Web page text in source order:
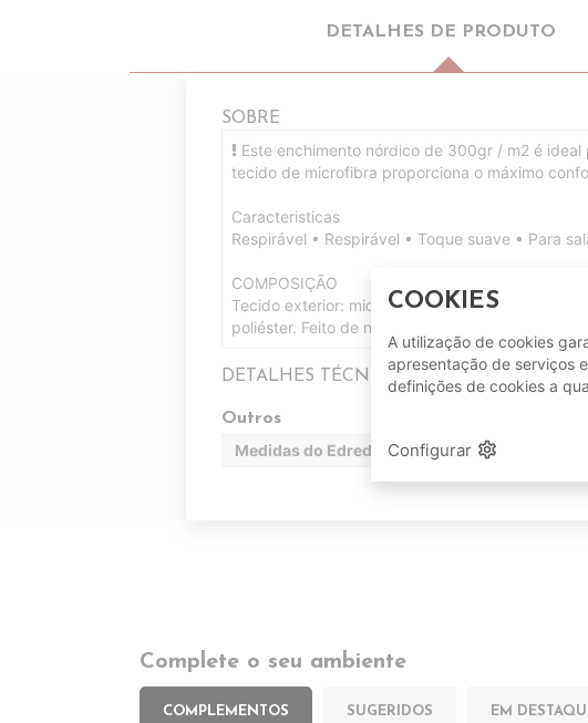
DETALHES DE PRODUTO
SOBRE
Este enchimento nórdico de 300gr / m2 é
tecido de microfibra proporciona o máximo
Caracteristicas
Respirável • Respirável • Toque suave • Para
COMPOSIÇÃO
Tecido exterior: microfibra escovada, 100%
poliéster. Feito de nervuras horizontais. Com vida
DETALHES TÉCNICOS
Outros
Medidas do Edredão
Complete o seu ambiente
COMPLEMENTOS SUGERIDOS EM
COOKIES
A utilização de cookies
apresentação de serviços
definições de cookies a
Configurar settings